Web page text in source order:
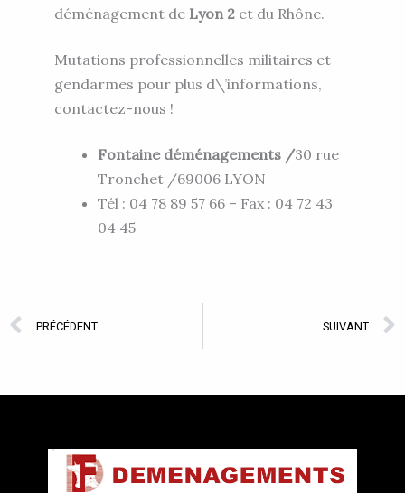
déménagement de Lyon 2 et du Rhône.
Mutations professionnelles militaires et
gendarmes pour plus d\’informations,
contactez-nous !
Fontaine déménagements /30 rue
Tronchet /69006 LYON
Tél : 04 78 89 57 66 – Fax : 04 72 43
04 45
Prev
PRÉCÉDENT SUIVANT